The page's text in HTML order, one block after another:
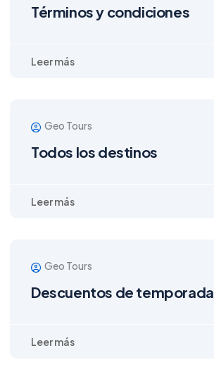
Términos y condiciones
Leer más
Geo Tours
Todos los destinos
Leer más
Geo Tours
Descuentos de temporada
Leer más